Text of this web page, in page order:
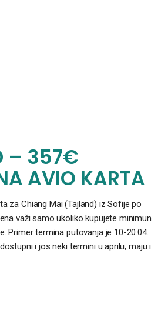
– 357€
AVIO KARTA
za Chiang Mai (Tajland) iz Sofije po
važi samo ukoliko kupujete minimun
Primer termina putovanja je 10-20.04.
i jos neki termini u aprilu, maju i